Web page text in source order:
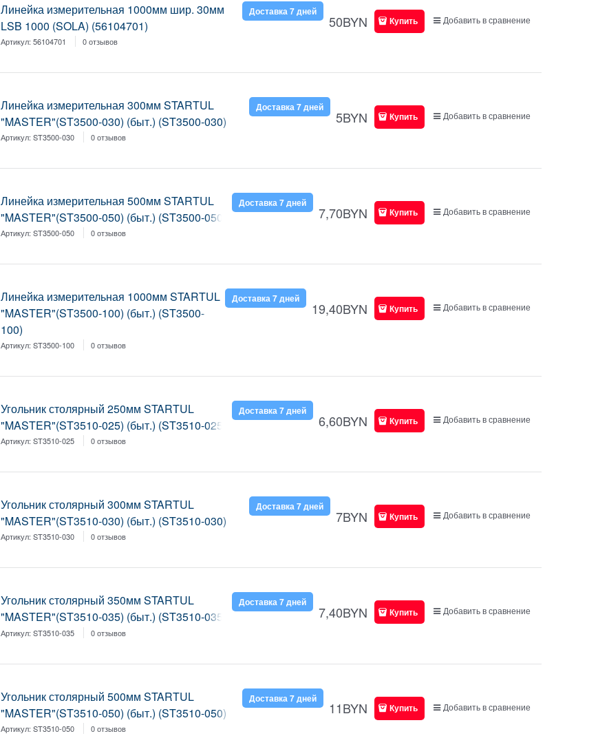
Линейка измерительная 1000мм шир. 30мм
LSB 1000 (SOLA) (56104701)
Артикул:56104701 0 отзывов
Доставка 7 дней
50BYN Купить Добавить в сравнение
Линейка измерительная 300мм STARTUL
"MASTER"(ST3500-030) (быт.) (ST3500-030)
Артикул:ST3500-030 0 отзывов
Доставка 7 дней
5BYN Купить Добавить в сравнение
Линейка измерительная 500мм STARTUL
"MASTER"(ST3500-050) (быт.) (ST3500-050)
Артикул:ST3500-050 0 отзывов
Доставка 7 дней
7,70BYN Купить Добавить в сравнение
Линейка измерительная 1000мм STARTUL
"MASTER"(ST3500-100) (быт.) (ST3500-
100)
Артикул:ST3500-100 0 отзывов
Доставка 7 дней
19,40BYN Купить Добавить в сравнение
Угольник столярный 250мм STARTUL
"MASTER"(ST3510-025) (быт.) (ST3510-025)
Артикул:ST3510-025 0 отзывов
Доставка 7 дней
6,60BYN Купить Добавить в сравнение
Угольник столярный 300мм STARTUL
"MASTER"(ST3510-030) (быт.) (ST3510-030)
Артикул:ST3510-030 0 отзывов
Доставка 7 дней
7BYN Купить Добавить в сравнение
Угольник столярный 350мм STARTUL
"MASTER"(ST3510-035) (быт.) (ST3510-035)
Артикул:ST3510-035 0 отзывов
Доставка 7 дней
7,40BYN Купить Добавить в сравнение
Угольник столярный 500мм STARTUL
"MASTER"(ST3510-050) (быт.) (ST3510-050)
Артикул:ST3510-050 0 отзывов
Доставка 7 дней
11BYN Купить Добавить в сравнение